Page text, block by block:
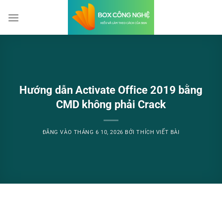
qua
Hướng dẫn Activate Office 2019 bằng
CMD không phải Crack
ĐĂNG VÀO THÁNG 6 10, 2026 BỞITHÍCH VIẾT BÀI